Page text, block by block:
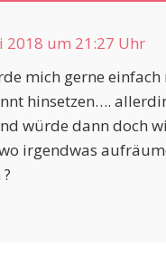
2018 um 21:27 Uhr
mich gerne einfach
hinsetzen….
würde dann doch
irgendwas